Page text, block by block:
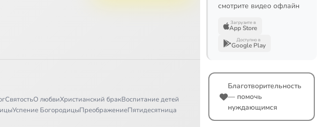
СвятостьО любвиХристианский бракВоспитание детей
Успение БогородицыПреображениеПятидесятница
смотрите видео офлайн
Загрузите в
App Store
Доступно в
Google Play
Благотворительность
— помочь
нуждающимся